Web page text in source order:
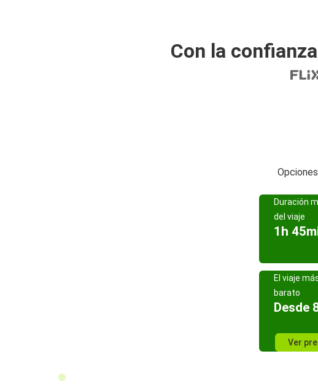
Con la
Duración
del viaje
1h
El viaje
barato
Desde
Ver